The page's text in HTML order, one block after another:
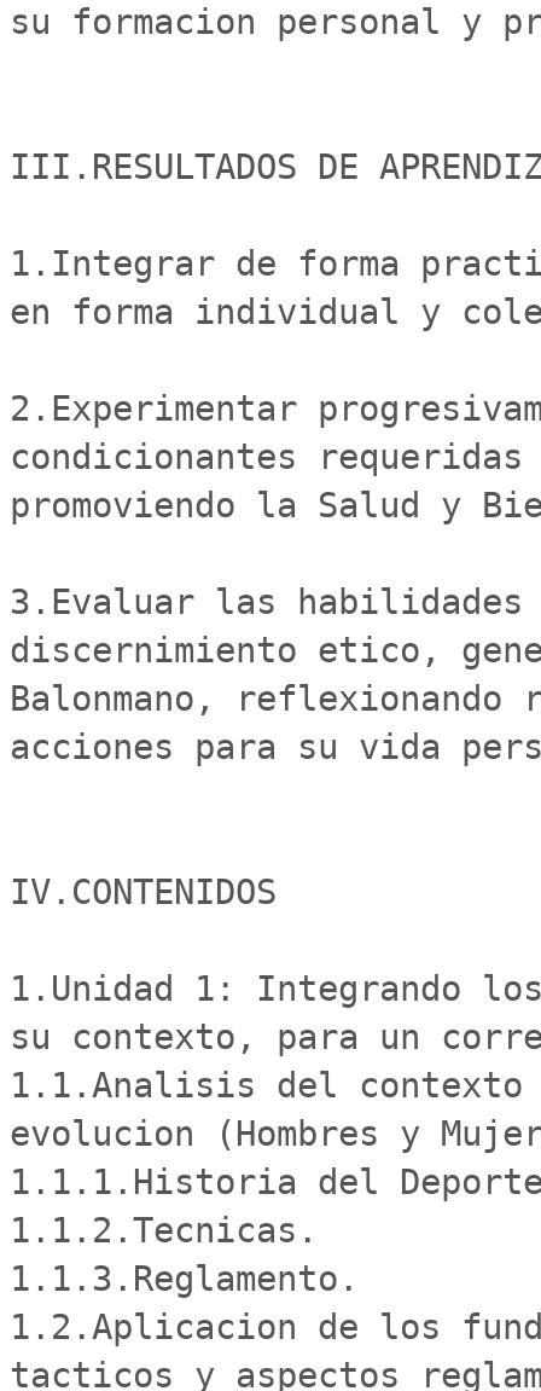
su formacion personal y
III.RESULTADOS DE
1.Integrar de forma
en forma individual y
2.Experimentar
condicionantes
promoviendo la Salud y
3.Evaluar las
discernimiento etico,
Balonmano,
acciones para su vida
IV.CONTENIDOS
1.Unidad 1: Integrando los
su contexto, para un
1.1.Analisis del contexto
evolucion (Hombres y
1.1.1.Historia del
1.1.2.Tecnicas.
1.1.3.Reglamento.
1.2.Aplicacion de los
tacticos y aspectos